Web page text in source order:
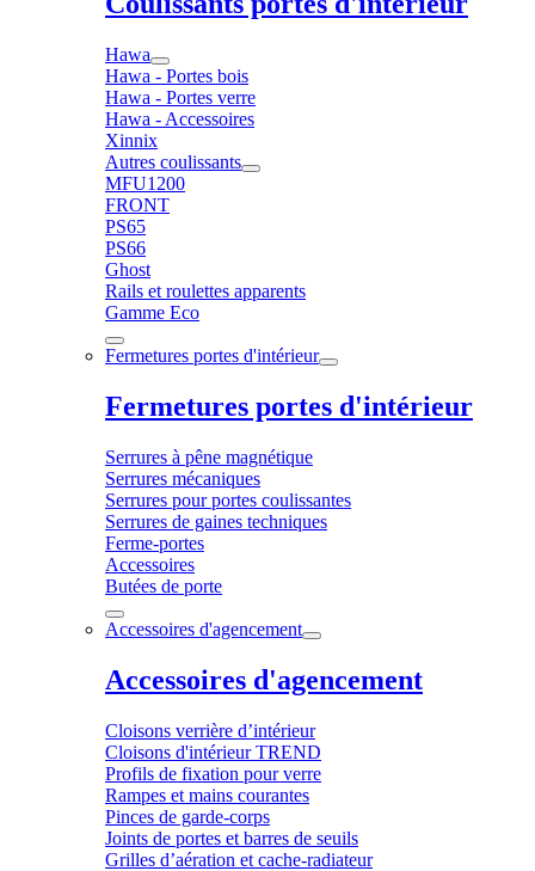
Hawa
Hawa - Portes bois
Hawa - Portes verre
Hawa - Accessoires
Xinnix
Autres coulissants
MFU1200
FRONT
PS65
PS66
Ghost
Rails et roulettes apparents
Gamme Eco
Fermetures portes d'intérieur
Fermetures portes d'intérieur
Serrures à pêne magnétique
Serrures mécaniques
Serrures pour portes coulissantes
Serrures de gaines techniques
Ferme-portes
Accessoires
Butées de porte
Accessoires d'agencement
Accessoires d'agencement
Cloisons verrière d’intérieur
Cloisons d'intérieur TREND
Profils de fixation pour verre
Rampes et mains courantes
Pinces de garde-corps
Joints de portes et barres de seuils
Grilles d’aération et cache-radiateur